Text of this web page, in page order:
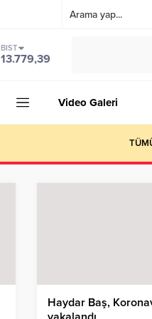
BIST
13.779,39
Video Galeri
Haydar Baş,